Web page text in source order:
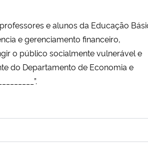
e alunos da Educação
e gerenciamento financeiro,
o público socialmente vulnerável e
do Departamento de Economia e